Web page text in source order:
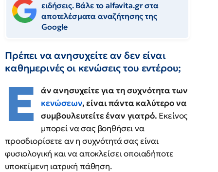
ειδήσεις. Βάλε το alfavita.gr στα
αποτελέσματα αναζήτησης της
Google
Πρέπει να ανησυχείτε αν δεν είναι
καθημερινές οι κενώσεις του εντέρου;
Ε
άν ανησυχείτε για τη συχνότητα των
κενώσεων, είναι πάντα καλύτερο να
συμβουλευτείτε έναν γιατρό. Εκείνος
μπορεί να σας βοηθήσει να
προσδιορίσετε αν η συχνότητά σας είναι
φυσιολογική και να αποκλείσει οποιαδήποτε
υποκείμενη ιατρική πάθηση.